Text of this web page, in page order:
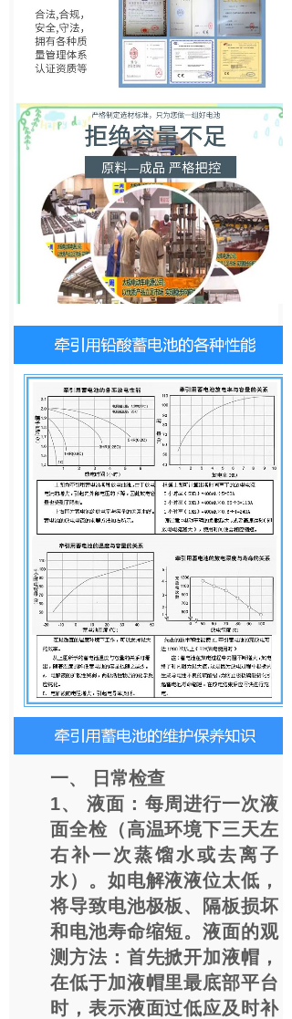
一、 日常检查
1、 液面：每周进行一次液
面全检（高温环境下三天左
右补一次蒸馏水或去离子
水）。如电解液液位太低，
将导致电池极板、隔板损坏
和电池寿命缩短。液面的观
测方法：首先掀开加液帽，
在低于加液帽里最底部平台
时，表示液面过低应及时补